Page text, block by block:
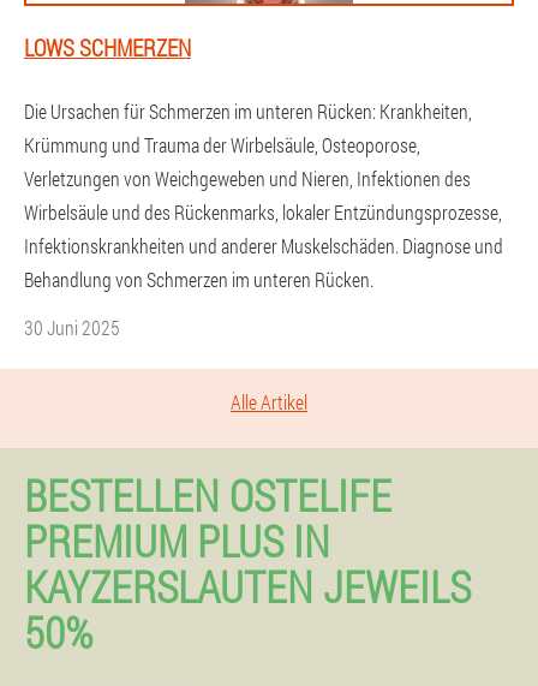
LOWS SCHMERZEN
Die Ursachen für Schmerzen im unteren Rücken: Krankheiten,
Krümmung und Trauma der Wirbelsäule, Osteoporose,
Verletzungen von Weichgeweben und Nieren, Infektionen des
Wirbelsäule und des Rückenmarks, lokaler Entzündungsprozesse,
Infektionskrankheiten und anderer Muskelschäden. Diagnose und
Behandlung von Schmerzen im unteren Rücken.
30 Juni 2025
Alle Artikel
BESTELLEN OSTELIFE
PREMIUM PLUS IN
KAYZERSLAUTEN JEWEILS
50%